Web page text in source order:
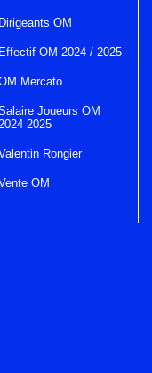
Dirigeants OM
Effectif OM 2024 / 2025
Mercato
Joueurs OM
2024 2025
Rongier
OM